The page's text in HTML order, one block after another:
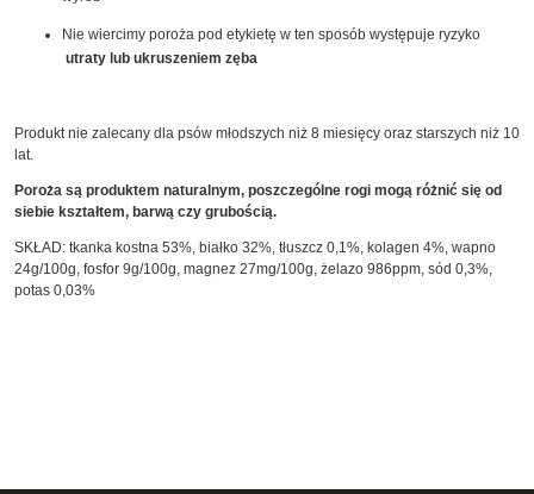
Nie wiercimy poroża pod etykietę w ten sposób występuje ryzyko
utraty lub ukruszeniem zęba
Produkt nie zalecany dla psów młodszych niż 8 miesięcy oraz starszych niż 10
lat.
Poroża są produktem naturalnym, poszczególne rogi mogą różnić się od
siebie kształtem, barwą czy grubością.
SKŁAD: tkanka kostna 53%, białko 32%, tłuszcz 0,1%, kolagen 4%, wapno
24g/100g, fosfor 9g/100g, magnez 27mg/100g, żelazo 986ppm, sód 0,3%,
potas 0,03%